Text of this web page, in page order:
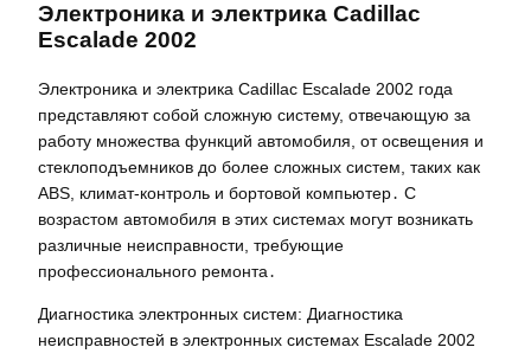
Электроника и электрика Cadillac
Escalade 2002
Электроника и электрика Cadillac Escalade 2002 года
представляют собой сложную систему, отвечающую за
работу множества функций автомобиля, от освещения и
стеклоподъемников до более сложных систем, таких как
ABS, климат-контроль и бортовой компьютер․ С
возрастом автомобиля в этих системах могут возникать
различные неисправности, требующие
профессионального ремонта․
Диагностика электронных систем: Диагностика
неисправностей в электронных системах Escalade 2002